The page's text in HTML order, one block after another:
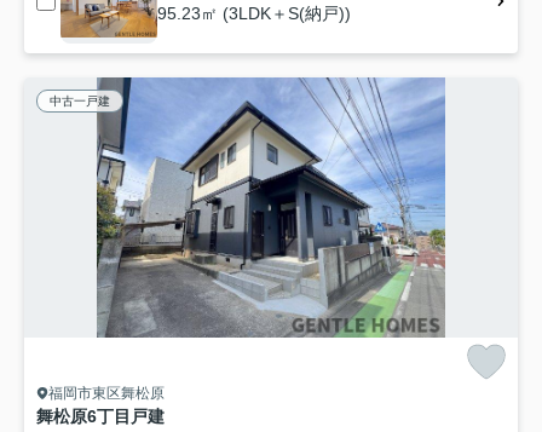
95.23㎡ (3LDK＋S(納戸))
中古一戸建
福岡市東区舞松原
舞松原6丁目戸建